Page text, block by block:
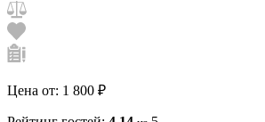
Цена от: 1 800 ₽